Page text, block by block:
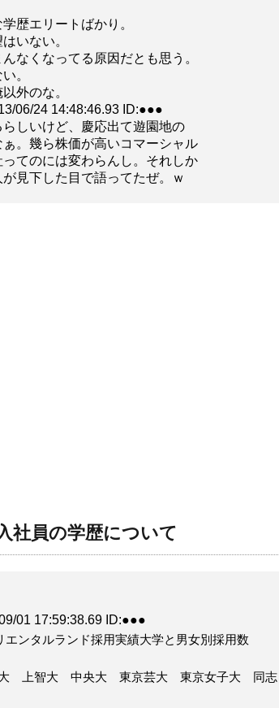
歴エリートばかり。
いない。
なくなってる原因だとも思う。
。
外のな。
06/24 14:48:46.93 ID:●●●
しいけど、慶応出て遊園地の
。幾ら株価が高いコマーシャル
てのには変わらんし。それしか
見下した目で語ってたぜ。ｗ
社員の学歴について
01 17:59:38.69 ID:●●●
ンタルランド採用実績大学と男女別採用数
大 上智大 中央大 東京芸大 東京女子大 同志